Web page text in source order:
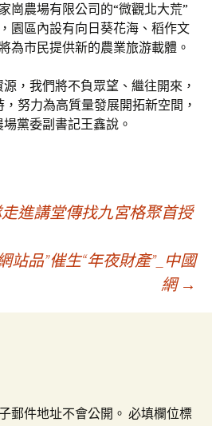
崗農場有限公司的“微觀北大荒”
園區內設有向日葵花海、稻作文
為市民提供新的農業旅游載體。
，我們將不負眾望、繼往開來，
，努力為高質量發展開拓新空間，
黨委副書記王鑫說。
進講堂傳找九宮格聚首授
站品”催生“年夜財產”_中國
網 →
郵件地址不會公開。 必填欄位標